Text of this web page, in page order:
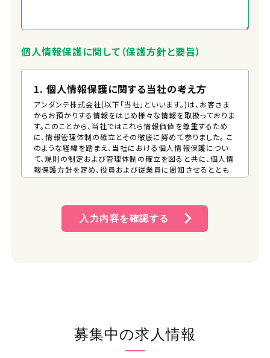
個人情報保護に関して（保護方針と要旨）
1. 個人情報保護に関する当社の考え方
アンダンテ株式会社(以下「当社」といいます。)は、お客さま
からお預かりする情報をはじめ様々な情報を取扱っておりま
す。このことから、当社ではこれら情報価値を尊重するため
に、情報管理体制の確立とその徹底に努めて参りました。 こ
のような経緯を踏まえ、当社における個人情報保護につい
て、規則の制定および管理体制の確立を図ると共に、個人情
報保護方針を定め、役員および従業員に周知させるととも
に、一般の方が、容易に入手できる措置を講じるものとしま
当社は、事業活動において、個人情報をお預かりしている
ことを考慮し、それぞれの業務実態に応じた個人情報保護
のための管理体制を確立すると共に、個人情報の収集、利
入力内容を確認する
募集中の求人情報